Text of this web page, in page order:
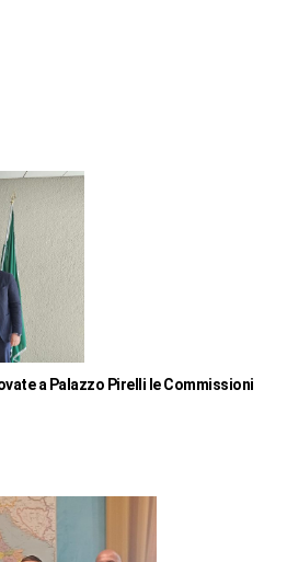
a Palazzo Pirelli le Commissioni